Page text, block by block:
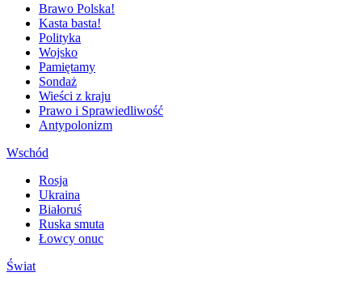
Brawo Polska!
Kasta basta!
Polityka
Wojsko
Pamiętamy
Sondaż
Wieści z kraju
Prawo i Sprawiedliwość
Antypolonizm
Wschód
Rosja
Ukraina
Białoruś
Ruska smuta
Łowcy onuc
Świat